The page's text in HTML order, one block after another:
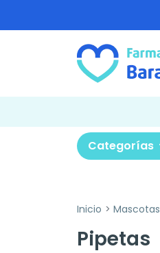
Categorías
Inicio Mascotas
Pipetas